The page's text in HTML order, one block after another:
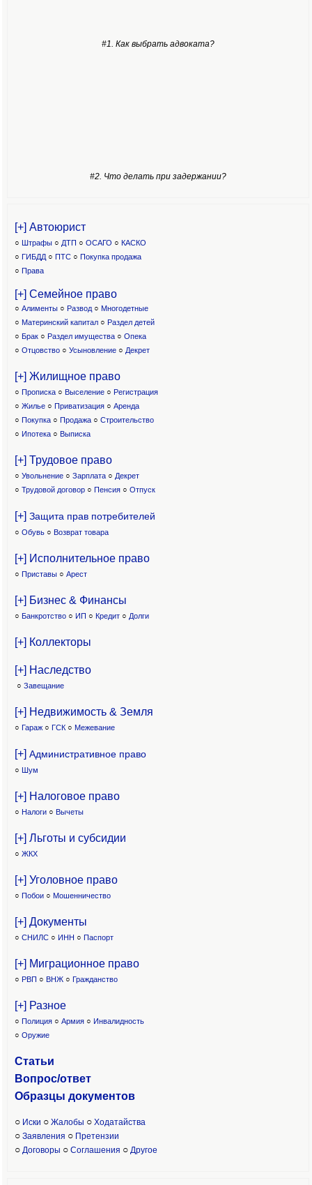
#1. Как выбрать адвоката?
#2. Что делать при задержании?
[+] Автоюрист
○ Штрафы ○ ДТП ○ ОСАГО ○ КАСКО
○ ГИБДД ○ ПТС ○ Покупка продажа
○ Права
[+] Семейное право
○ Алименты ○ Развод ○ Многодетные
○ Материнский капитал○ Раздел детей
○ Брак ○ Раздел имущества ○ Опека
○ Отцовство○ Усыновление ○ Декрет
[+] Жилищное право
○ Прописка ○ Выселение ○ Регистрация
○ Жилье ○ Приватизация ○ Аренда
○ Покупка ○ Продажа ○ Строительство
○ Ипотека ○ Выписка
[+] Трудовое право
○ Увольнение ○ Зарплата ○ Декрет
○ Трудовой договор ○ Пенсия ○ Отпуск
[+] Защита прав потребителей
○ Обувь ○ Возврат товара
[+] Исполнительное право
○ Приставы ○ Арест
[+] Бизнес & Финансы
○ Банкротство ○ ИП ○ Кредит ○ Долги
[+] Коллекторы
[+] Наследство
○ Завещание
[+] Недвижимость & Земля
○ Гараж ○ ГСК ○ Межевание
[+] Административное право
○ Шум
[+] Налоговое право
○ Налоги ○ Вычеты
[+] Льготы и субсидии
○ ЖКХ
[+] Уголовное право
○ Побои ○ Мошенничество
[+] Документы
○ СНИЛС ○ ИНН ○ Паспорт
[+] Миграционное право
○ РВП ○ ВНЖ ○ Гражданство
[+] Разное
○ Полиция ○ Армия ○ Инвалидность
○ Оружие
Статьи
Вопрос/ответ
Образцы документов
○ Иски ○ Жалобы ○ Ходатайства
○ Заявления ○ Претензии
○ Договоры ○ Соглашения ○ Другое